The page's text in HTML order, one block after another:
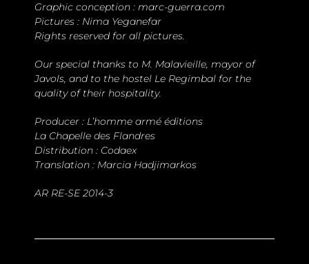
Graphic conception : marc-guerra.com
Pictures : Nima Yeganefar
Rights reserved for all pictures.
Our special thanks to M. Malavieille, mayor of
Javols, and to the hostel Le Regimbal for the
quality of their hospitality.
Producer : L’homme armé éditions
La Chapelle des Flandres
Distribution : Codaex
Translation : Marcia Hadjimarkos
AR RE-SE 2014-3